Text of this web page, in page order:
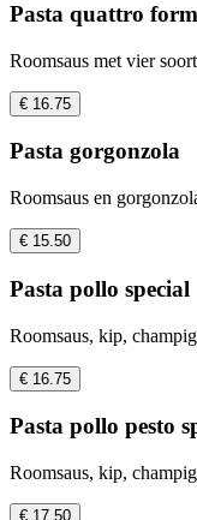
Pasta quattro
Roomsaus met vier
€ 16.75
Pasta gorgonzola
Roomsaus en
€ 15.50
Pasta pollo special
Roomsaus, kip,
€ 16.75
Pasta pollo pesto
Roomsaus, kip,
€ 17.50